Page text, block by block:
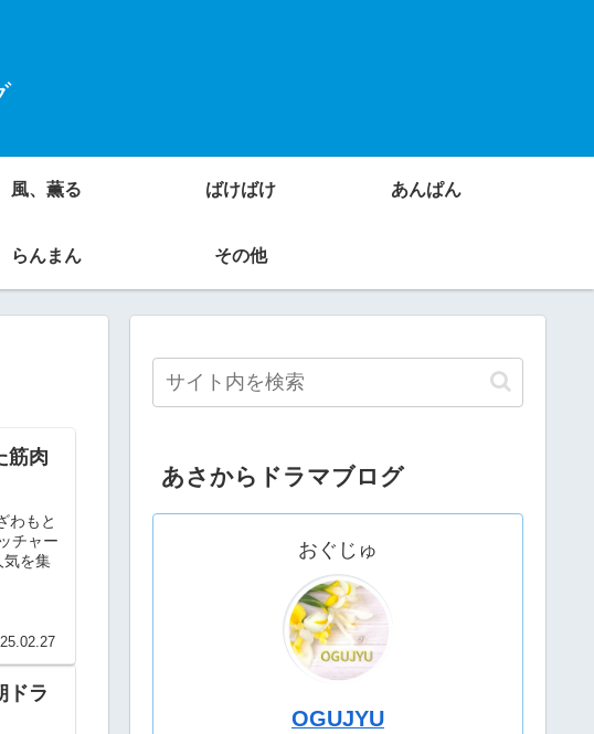
風、薫る ばけばけ あんぱん
らんまん その他
筋肉
わもと
チャー
気を集
ドラ
あさからドラマブログ
おぐじゅ
OGUJYU